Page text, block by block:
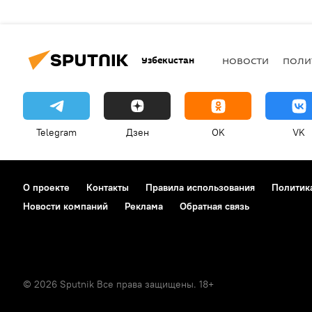
Узбекистан НОВОСТИ
Telegram Дзен OK VK
О проекте Контакты Правила использования
Новости компаний
Реклама Обратная связь
© 2026 Sputnik Все права защищены. 18+